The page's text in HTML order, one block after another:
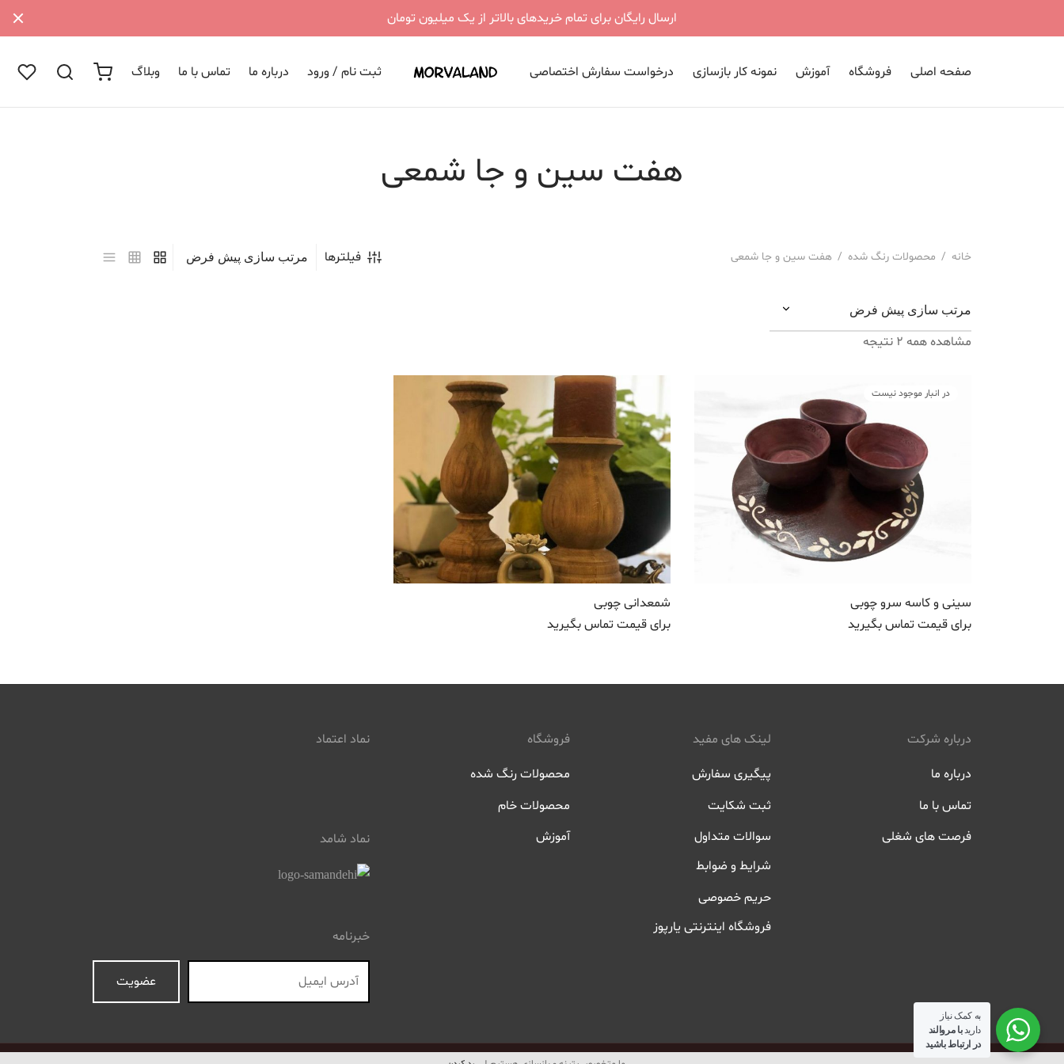
ارسال رایگان برای تمام خریدهای بالاتر از یک میلیون تومان
صفحه اصلی فروشگاه آموزش نمونه کار بازسازی درخواست سفارش اختصاصی ثبت نام / ورود درباره ما تماس با ما وبلاگ
هفت سین و جا شمعی
خانه / محصولات رنگ شده / هفت سین و جا شمعی فیلترها
مشاهده همه 2 نتیجه
در انبار موجود نیست
سینی و کاسه سرو چوبی
برای قیمت تماس بگیرید
شمعدانی چوبی
برای قیمت تماس بگیرید
نماد اعتماد
نماد شامد
خبرنامه
لینک های مفید
پیگیری سفارش
ثبت شکایت
سوالات متداول
شرایط و ضوابط
حریم خصوصی
فروشگاه اینترنتی یارپوز
فروشگاه
محصولات رنگ شده
محصولات خام
آموزش
درباره شرکت
درباره ما
تماس با ما
فرصت های شغلی
به کمک نیاز
داریدبا مروالند
در ارتباط باشید